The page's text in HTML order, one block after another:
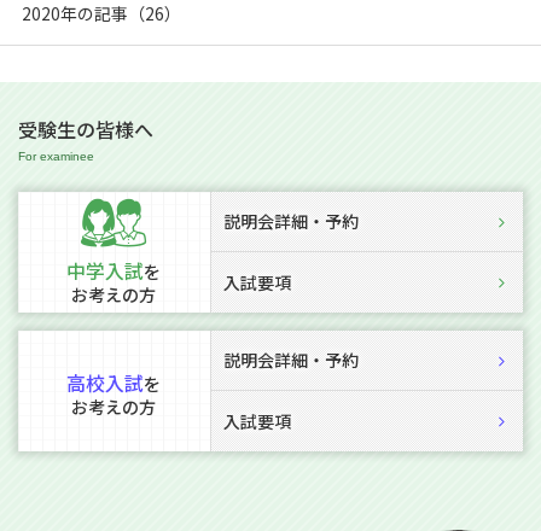
2020年の記事（26）
受験生の皆様へ
中学入試を
お考えの方
説明会詳細・予約
入試要項
高校入試を
お考えの方
説明会詳細・予約
入試要項